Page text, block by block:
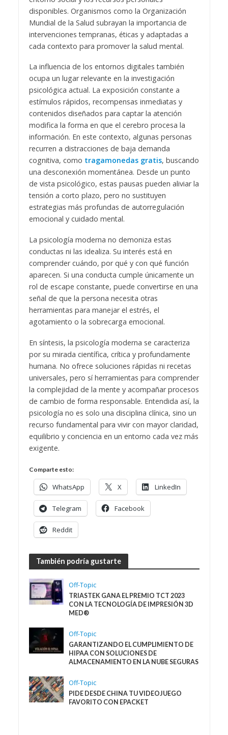
disponibles. Organismos como la Organización
Mundial de la Salud subrayan la importancia de
intervenciones tempranas, éticas y adaptadas a
cada contexto para promover la salud mental.
La influencia de los entornos digitales también
ocupa un lugar relevante en la investigación
psicológica actual. La exposición constante a
estímulos rápidos, recompensas inmediatas y
contenidos diseñados para captar la atención
modifica la forma en que el cerebro procesa la
información. En este contexto, algunas personas
recurren a distracciones de baja demanda
cognitiva, como tragamonedas gratis, buscando
una desconexión momentánea. Desde un punto
de vista psicológico, estas pausas pueden aliviar la
tensión a corto plazo, pero no sustituyen
estrategias más profundas de autorregulación
emocional y cuidado mental.
La psicología moderna no demoniza estas
conductas ni las idealiza. Su interés está en
comprender cuándo, por qué y con qué función
aparecen. Si una conducta cumple únicamente un
rol de escape constante, puede convertirse en una
señal de que la persona necesita otras
herramientas para manejar el estrés, el
agotamiento o la sobrecarga emocional.
En síntesis, la psicología moderna se caracteriza
por su mirada científica, crítica y profundamente
humana. No ofrece soluciones rápidas ni recetas
universales, pero sí herramientas para comprender
la complejidad de la mente y acompañar procesos
de cambio de forma responsable. Entendida así, la
psicología no es solo una disciplina clínica, sino un
recurso fundamental para vivir con mayor claridad,
equilibrio y conciencia en un entorno cada vez más
exigente.
Comparte esto:
WhatsApp X LinkedIn
Telegram Facebook
Reddit
También podría gustarte
Off-Topic
TRIASTEK GANA EL PREMIO TCT 2023
CON LA TECNOLOGÍA DE IMPRESIÓN 3D
MED®
Off-Topic
GARANTIZANDO EL CUMPLIMIENTO DE
HIPAA CON SOLUCIONES DE
ALMACENAMIENTO EN LA NUBE SEGURAS
Off-Topic
PIDE DESDE CHINA TU VIDEOJUEGO
FAVORITO CON EPACKET